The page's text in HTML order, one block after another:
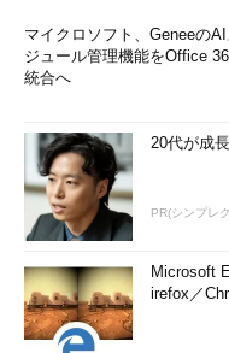
マイクロソフト、GeneeのAI
ジュール管理機能をOffice
統合へ
20代が成
PR(シンプレ
Microsoft
irefox／